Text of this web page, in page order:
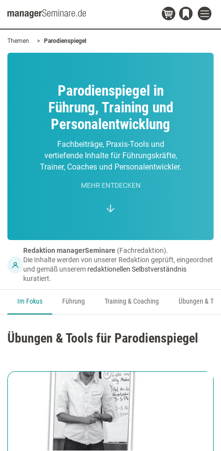
Themen Parodienspiegel
Parodienspiegel in
Führung, Training und
Personalentwicklung
Fachbeiträge, Praxis-Tools und
vertiefende Inhalte für Führungskräfte,
Trainer, Coaches und Personalentwickler.
MEHR ENTDECKEN
Redaktion managerSeminare (Fachredaktion).
Die Inhalte werden von unserer Redaktion geprüft, eingeordnet
und gemäß unserem redaktionellen Selbstverständnis
kuratiert.
Im Fokus Führung Training & Coaching Übungen &
Übungen & Tools für Parodienspiegel